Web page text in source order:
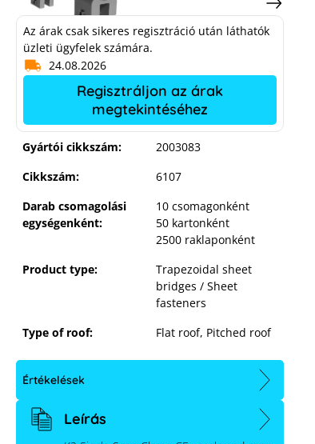
Gyártói cikkszám:
2003083
Cikkszám:
6107
Darab csomagolási
egységenként:
10 csomagonként
50 kartonként
2500 raklaponként
Product type:
Trapezoidal sheet
bridges / Sheet
fasteners
Type of roof:
Flat roof, Pitched roof
Az árak csak sikeres regisztráció után láthatók
üzleti ügyfelek számára.
24.08.2026
Regisztráljon az árak
megtekintéséhez
Értékelések
Leírás